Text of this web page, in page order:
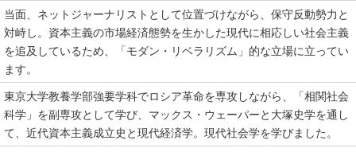
当面、ネットジャーナリストとして位置づけながら、保守反動勢力と
対峙し。資本主義の市場経済態勢を生かした現代に相応しい社会主義
を追及しているため、「モダン・リベラリズム」的な立場に立ってい
ます。
東京大学教養学部強要学科でロシア革命を専攻しながら、「相関社会
科学」を副専攻として学び、マックス・ウェーパーと大塚史学を通し
て、近代資本主義成立史と現代経済学。現代社会学を学びました。